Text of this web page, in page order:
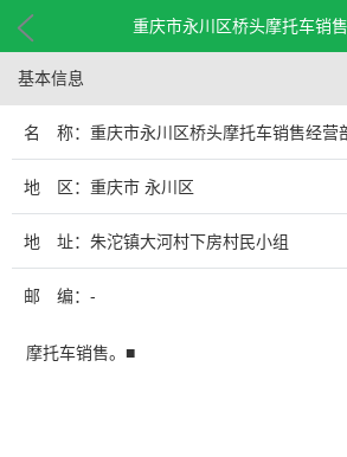
重庆市永川区桥头摩托车销
基本信息
名 称：重庆市永川区桥头摩托车销售经营
地 区：重庆市 永川区
地 址：朱沱镇大河村下房村民小组
邮 编：-
摩托车销售。■